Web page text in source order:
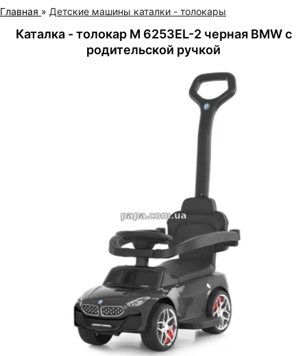
Главная » Детские машины каталки - толокары
Каталка - толокар M 6253EL-2 черная BMW с
родительской ручкой